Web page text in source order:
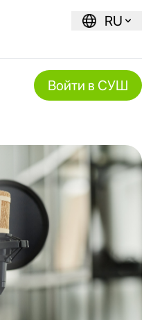
RU
Войти в СУШ